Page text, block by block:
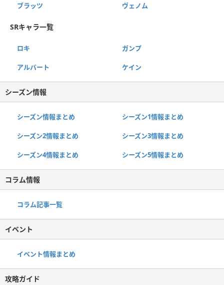
ブラッツ ヴェノム
SRキャラ一覧
ロキ ガンプ
アルバート ケイン
シーズン情報
シーズン情報まとめ シーズン1情報まとめ
シーズン2情報まとめ シーズン3情報まとめ
シーズン4情報まとめ シーズン5情報まとめ
コラム情報
コラム記事一覧
イベント
イベント情報まとめ
攻略ガイド